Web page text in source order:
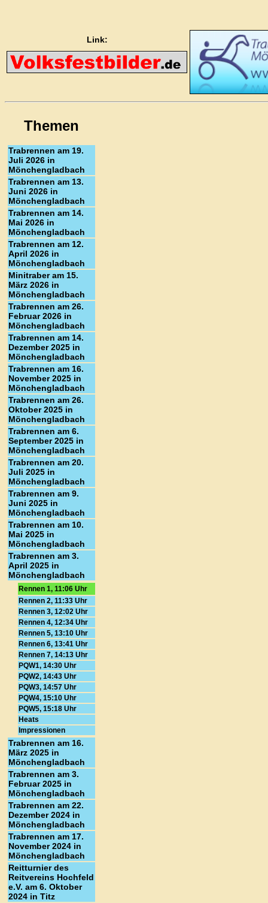
Link:
Themen
Trabrennen am 19.
Juli 2026 in
Mönchengladbach
Trabrennen am 13.
Juni 2026 in
Mönchengladbach
Trabrennen am 14.
Mai 2026 in
Mönchengladbach
Trabrennen am 12.
April 2026 in
Mönchengladbach
Minitraber am 15.
März 2026 in
Mönchengladbach
Trabrennen am 26.
Februar 2026 in
Mönchengladbach
Trabrennen am 14.
Dezember 2025 in
Mönchengladbach
Trabrennen am 16.
November 2025 in
Mönchengladbach
Trabrennen am 26.
Oktober 2025 in
Mönchengladbach
Trabrennen am 6.
September 2025 in
Mönchengladbach
Trabrennen am 20.
Juli 2025 in
Mönchengladbach
Trabrennen am 9.
Juni 2025 in
Mönchengladbach
Trabrennen am 10.
Mai 2025 in
Mönchengladbach
Trabrennen am 3.
April 2025 in
Mönchengladbach
Rennen 1, 11:06 Uhr
Rennen 2, 11:33 Uhr
Rennen 3, 12:02 Uhr
Rennen 4, 12:34 Uhr
Rennen 5, 13:10 Uhr
Rennen 6, 13:41 Uhr
Rennen 7, 14:13 Uhr
PQW1, 14:30 Uhr
PQW2, 14:43 Uhr
PQW3, 14:57 Uhr
PQW4, 15:10 Uhr
PQW5, 15:18 Uhr
Heats
Impressionen
Trabrennen am 16.
März 2025 in
Mönchengladbach
Trabrennen am 3.
Februar 2025 in
Mönchengladbach
Trabrennen am 22.
Dezember 2024 in
Mönchengladbach
Trabrennen am 17.
November 2024 in
Mönchengladbach
Reitturnier des
Reitvereins Hochfeld
e.V. am 6. Oktober
2024 in Titz